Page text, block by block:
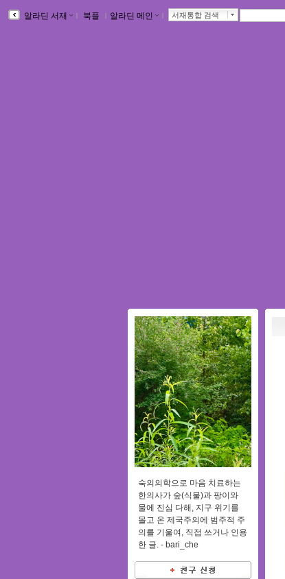
알라딘 서재 ｌ 북플 ｌ 알라딘 메인 ｌ 서재통합 검색
숙의의학으로 마음 치료하는
한의사가 숲(식물)과 팡이와
물에 진심 다해, 지구 위기를
몰고 온 제국주의에 범주적 주
의를 기울여, 직접 쓰거나 인용
한 글. - bari_che